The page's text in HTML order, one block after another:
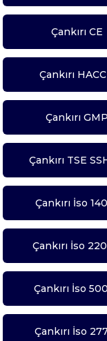
Çankırı CE
Çankırı
Çankırı GMP
Çankırı TSE
Çankırı İso
Çankırı İso
Çankırı İso
Çankırı İso